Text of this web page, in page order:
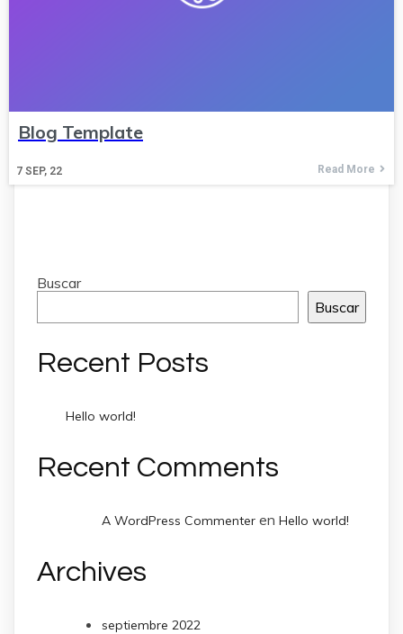
Blog Template
7 SEP, 22 Read More
Buscar
Buscar
Recent Posts
Hello world!
Recent Comments
A WordPress Commenter en Hello world!
Archives
septiembre 2022